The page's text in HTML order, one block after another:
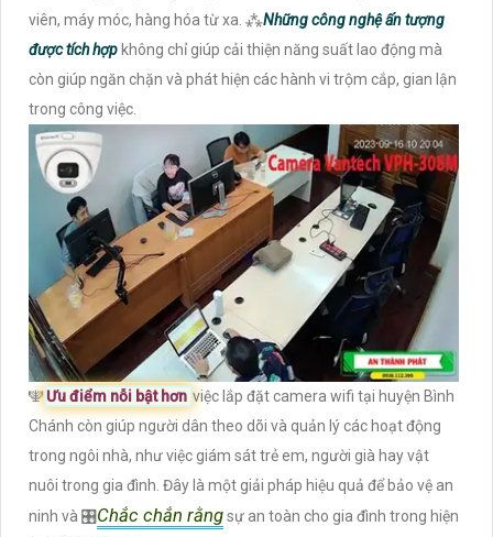
viên, máy móc, hàng hóa từ xa. ⁂Những công nghệ ấn tượng
được tích hợp không chỉ giúp cải thiện năng suất lao động mà
còn giúp ngăn chặn và phát hiện các hành vi trộm cắp, gian lận
trong công việc.
️🕎Ưu điểm nỗi bật hơn việc lắp đặt camera wifi tại huyện Bình
Chánh còn giúp người dân theo dõi và quản lý các hoạt động
trong ngôi nhà, như việc giám sát trẻ em, người già hay vật
nuôi trong gia đình. Đây là một giải pháp hiệu quả để bảo vệ an
ninh và 🎛Chắc chắn rằngsự an toàn cho gia đình trong hiện